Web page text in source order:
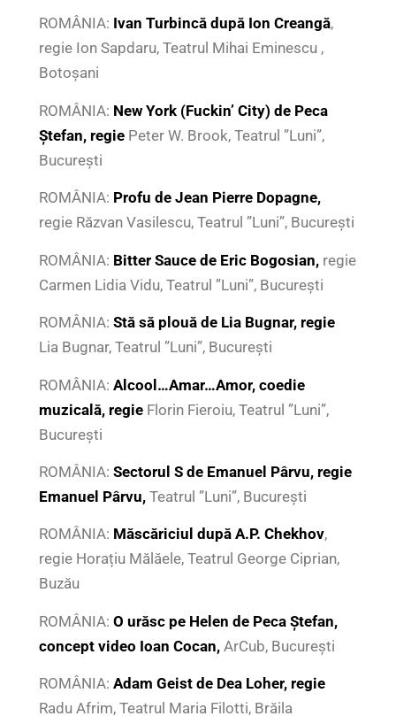
ROMÂNIA: Ivan Turbincă după Ion Creangă,
regie Ion Sapdaru, Teatrul Mihai Eminescu ,
Botoşani
ROMÂNIA: New York (Fuckin’ City) de Peca
Ștefan, regiePeter W. Brook, Teatrul ”Luni”,
București
ROMÂNIA: Profu de Jean Pierre Dopagne,
regie Răzvan Vasilescu, Teatrul ”Luni”, București
ROMÂNIA: Bitter Sauce de Eric Bogosian, regie
Carmen Lidia Vidu, Teatrul ”Luni”, București
ROMÂNIA: Stă să plouă de Lia Bugnar, regie
Lia Bugnar, Teatrul ”Luni”, București
ROMÂNIA: Alcool…Amar…Amor, coedie
muzicală, regie Florin Fieroiu, Teatrul ”Luni”,
București
ROMÂNIA: Sectorul S de Emanuel Pârvu, regie
Emanuel Pârvu,Teatrul ”Luni”, București
ROMÂNIA: Măscăriciul dupăA.P. Chekhov,
regie Horațiu Mălăele, Teatrul George Ciprian,
Buzău
ROMÂNIA: O urăsc pe Helen de Peca Ștefan,
concept video Ioan Cocan, ArCub, București
ROMÂNIA: Adam Geist de Dea Loher, regie
Radu Afrim, Teatrul Maria Filotti, Brăila